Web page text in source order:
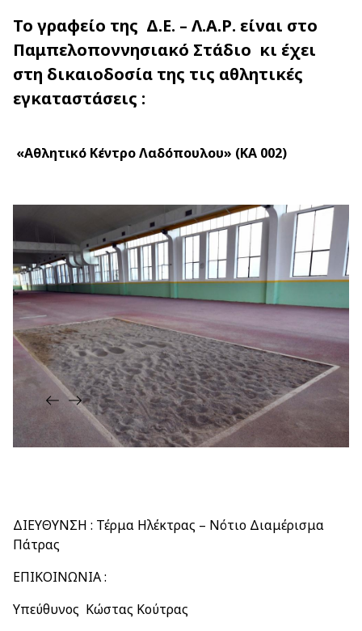
Το γραφείο της Δ.Ε. – Λ.Α.Ρ. είναι στο
Παμπελοποννησιακό Στάδιο κι έχει
στη δικαιοδοσία της τις αθλητικές
εγκαταστάσεις :
«Αθλητικό Κέντρο Λαδόπουλου» (ΚΑ 002)
ΔΙΕΥΘΥΝΣΗ : Τέρμα Ηλέκτρας – Νότιο Διαμέρισμα
Πάτρας
ΕΠΙΚΟΙΝΩΝΙΑ :
Υπεύθυνος Κώστας Κούτρας